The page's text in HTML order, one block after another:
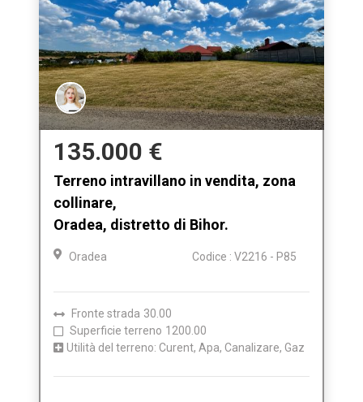
135.000 €
Terreno intravillano in vendita, zona
collinare,
Oradea, distretto di Bihor.
Oradea Codice : V2216 - P85
Fronte strada 30.00
Superficie terreno 1200.00
Utilità del terreno: Curent, Apa, Canalizare, Gaz